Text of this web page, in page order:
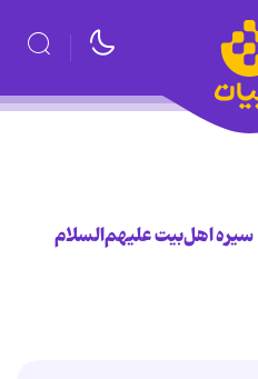
سیره اهل‌بیت علیهم‌السلام